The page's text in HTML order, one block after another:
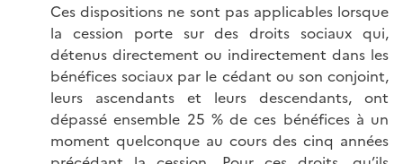
Ces dispositions ne sont pas applicables lorsque
la cession porte sur des droits sociaux qui,
détenus directement ou indirectement dans les
bénéfices sociaux par le cédant ou son conjoint,
leurs ascendants et leurs descendants, ont
dépassé ensemble 25 % de ces bénéfices à un
moment quelconque au cours des cinq années